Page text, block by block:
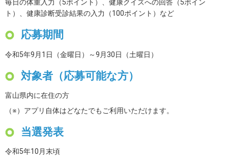
毎日の体重入力（5ポイント）、健康クイズへの回答（5ポイン
ト）、健康診断受診結果の入力（100ポイント）など
応募期間
令和5年9月1日（金曜日）～9月30日（土曜日）
対象者（応募可能な方）
富山県内に在住の方
（※）アプリ自体はどなたでもご利用いただけます。
当選発表
令和5年10月末頃